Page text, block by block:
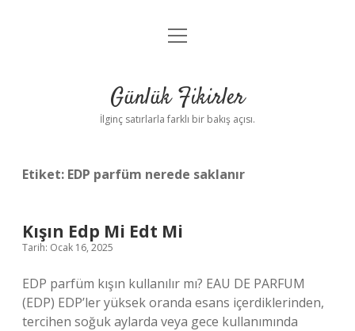
Anasayfa
Yasal Uyarı
menüyü
Günlük Fikirler
İlginç satırlarla farklı bir bakış açısı.
Etiket: EDP parfüm nerede saklanır
Kışın Edp Mi Edt Mi
Tarih: Ocak 16, 2025
EDP parfüm kışın kullanılır mı? EAU DE PARFUM
(EDP) EDP’ler yüksek oranda esans içerdiklerinden,
tercihen soğuk aylarda veya gece kullanımında